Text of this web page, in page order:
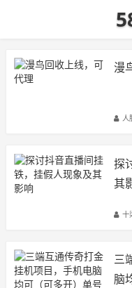
漫
人
探
其
十
三
脑